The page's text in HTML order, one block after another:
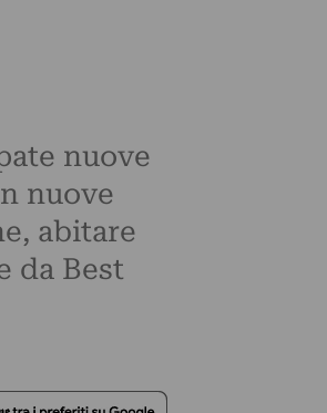
nuove
nuove
abitare
da Best